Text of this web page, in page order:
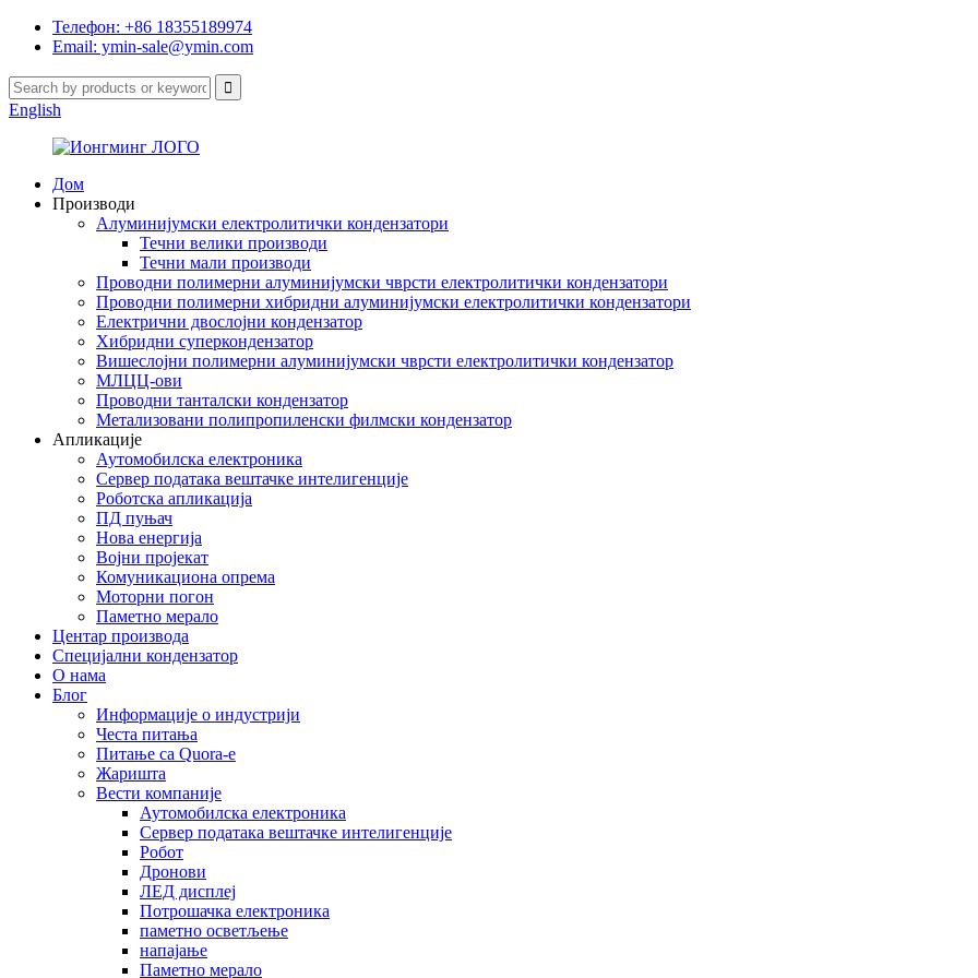
Телефон: +86 18355189974
Email: ymin-sale@ymin.com
English
Дом
Производи
Алуминијумски електролитички кондензатори
Течни велики производи
Течни мали производи
Проводни полимерни алуминијумски чврсти електролитички кондензатори
Проводни полимерни хибридни алуминијумски електролитички кондензатори
Електрични двослојни кондензатор
Хибридни суперкондензатор
Вишеслојни полимерни алуминијумски чврсти електролитички кондензатор
МЛЦЦ-ови
Проводни танталски кондензатор
Метализовани полипропиленски филмски кондензатор
Апликације
Аутомобилска електроника
Сервер података вештачке интелигенције
Роботска апликација
ПД пуњач
Нова енергија
Војни пројекат
Комуникациона опрема
Моторни погон
Паметно мерало
Центар производа
Специјални кондензатор
О нама
Блог
Информације о индустрији
Честа питања
Питање са Quora-е
Жаришта
Вести компаније
Аутомобилска електроника
Сервер података вештачке интелигенције
Робот
Дронови
ЛЕД дисплеј
Потрошачка електроника
паметно осветљење
напајање
Паметно мерало